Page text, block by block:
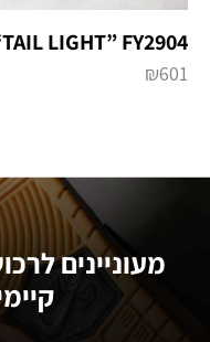
LIGHT” FY2904
₪601
מעוניינים